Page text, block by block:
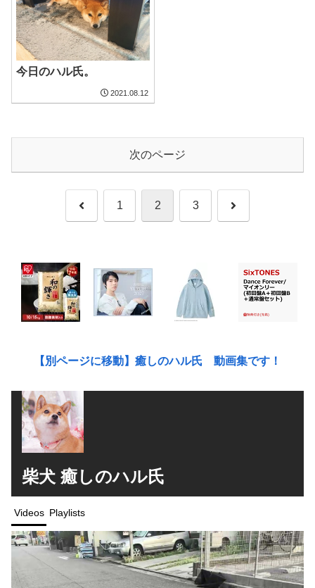
今日のハル氏。
2021.08.12
次のページ
前 1 2 3 次
【別ページに移動】癒しのハル氏 動画集です！
柴犬 癒しのハル氏
Videos Playlists